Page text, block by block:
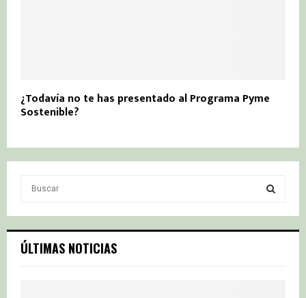
¿Todavía no te has presentado al Programa Pyme
Sostenible?
c
h
S
ÚLTIMAS NOTICIAS